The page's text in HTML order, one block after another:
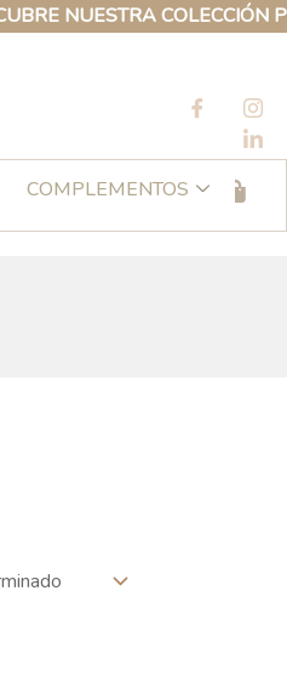
COLECCIÓN PROPIA
COMPLEMENTOS